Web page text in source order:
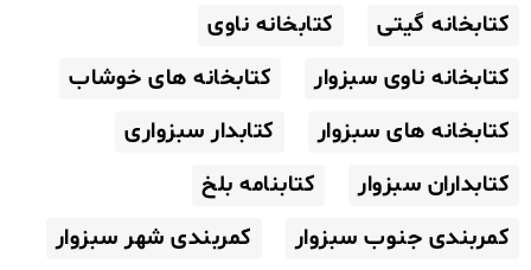
کتابخانه گیتی
کتابخانه ناوی
کتابخانه ناوی سبزوار
کتابخانه های خوشاب
کتابخانه های سبزوار
کتابدار سبزواری
کتابداران سبزوار
کتابنامه بلخ
کمربندی جنوب سبزوار
کمربندی شهر سبزوار